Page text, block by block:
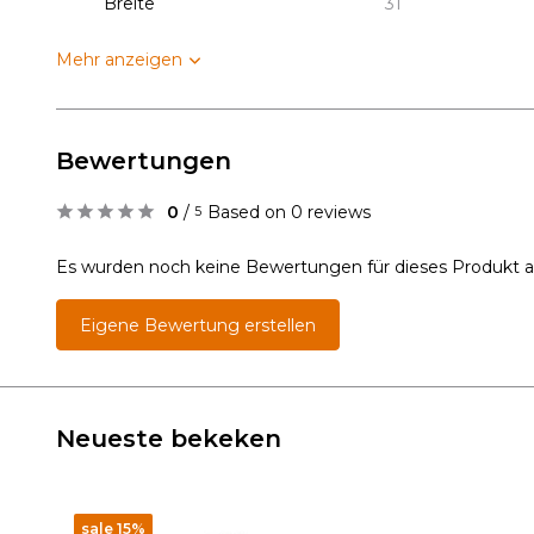
Mehr anzeigen
Bewertungen
0 / 5 Based on 0 reviews
Es wurden noch keine Bewertungen für dieses Produkt
Eigene Bewertung erstellen
Neueste bekeken
sale 15%